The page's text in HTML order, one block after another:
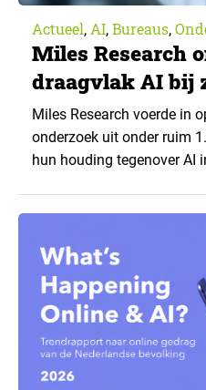
Actueel, AI, Bureaus,
Miles Research
draagvlak AI bij
CZ
Miles Research voerde in
onderzoek uit onder ruim
hun houding tegenover AI
toepassingen, en waar
artikel is aangeleverd
Research. ▼ De